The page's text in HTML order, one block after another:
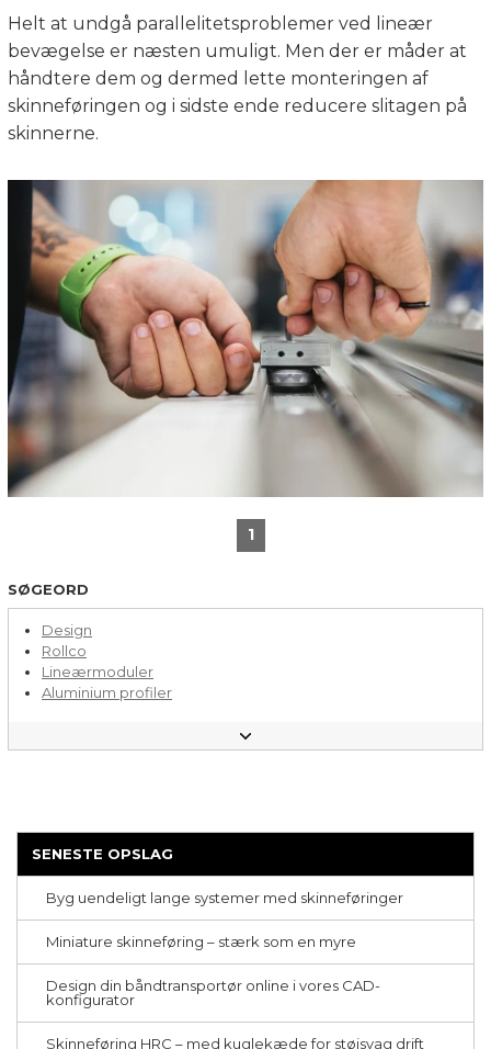
Helt at undgå parallelitetsproblemer ved lineær
bevægelse er næsten umuligt. Men der er måder at
håndtere dem og dermed lette monteringen af
skinneføringen og i sidste ende reducere slitagen på
skinnerne.
1
SØGEORD
Design
Rollco
Lineærmoduler
Aluminium profiler
Rulleføring
Lagerautomatisering
Montering
Bæredygtighed
CNC-bearbejdning
Ergonomi
Udtræksskinner
Vælg & Placer
Formatændringer
Parallellitetsudfordring
Special maskiner
SENESTE OPSLAG
Byg uendeligt lange systemer med skinneføringer
Miniature skinneføring – stærk som en myre
Design din båndtransportør online i vores CAD-
konfigurator
Skinneføring HRC – med kuglekæde for støjsvag drift